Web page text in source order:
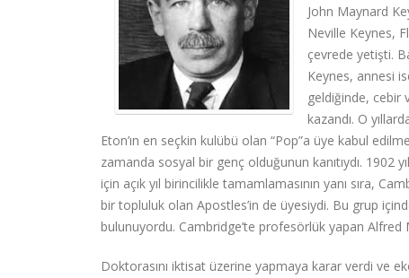
John Maynard
Neville Keynes,
çevrede yetişti.
Keynes, annesi
geldiğinde, cebir
kazandı. O
Eton’ın en seçkin kulübü olan “Pop”a üye kabul
zamanda sosyal bir genç olduğunun kanıtıydı. 1902
için açık yıl birincilikle tamamlamasının yanı sıra,
bir topluluk olan Apostles’in de üyesiydi. Bu grup
bulunuyordu. Cambridge’te profesörlük yapan Alfred
Doktorasını iktisat üzerine yapmaya karar verdi ve